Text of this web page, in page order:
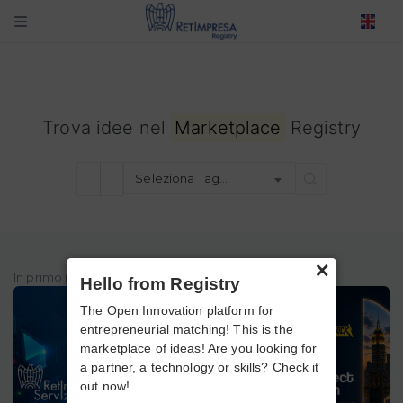
Trova idee nel Marketplace Registry
Seleziona Tag…
In primo piano ×
Hello from Registry
The Open Innovation platform for
entrepreneurial matching! This is the
marketplace of ideas! Are you looking for
a partner, a technology or skills? Check it
out now!